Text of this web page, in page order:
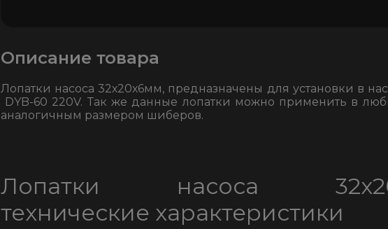
Описание товара
Лопатки насоса 32х20х6мм, предназначены для установки в
DYB-60 220V. Так же данные лопатки можно применить в
аналогичным размером шиберов.
Лопатки насоса
технические характеристики